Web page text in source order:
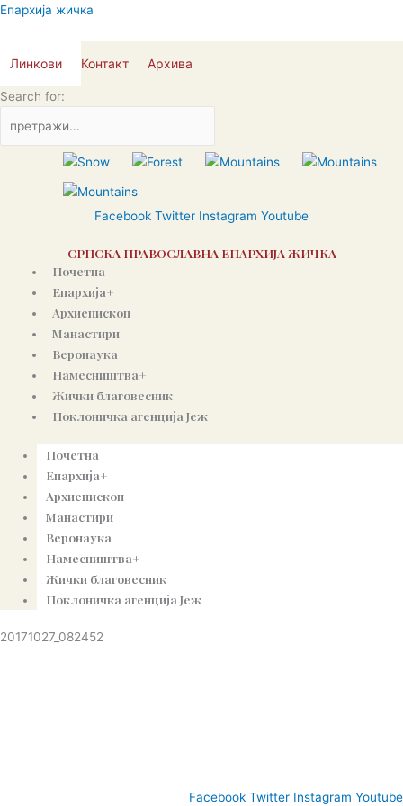
Пређи
Епархија жичка
Линкови Контакт Архива
Search for:
Facebook Twitter Instagram Youtube
СРПСКА ПРАВОСЛАВНА ЕПАРХИЈА ЖИЧКА
Почетна
Епархија+
Архиепископ
Манастири
Веронаука
Намесништва+
Жички благовесник
Поклоничка агенција Јеж
Почетна
Епархија+
Архиепископ
Манастири
Веронаука
Намесништва+
Жички благовесник
Поклоничка агенција Јеж
20171027_082452
Facebook Twitter Instagram Youtube